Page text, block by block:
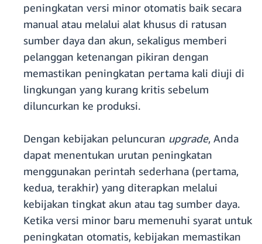
peningkatan versi minor otomatis baik secara
manual atau melalui alat khusus di ratusan
sumber daya dan akun, sekaligus memberi
pelanggan ketenangan pikiran dengan
memastikan peningkatan pertama kali diuji di
lingkungan yang kurang kritis sebelum
diluncurkan ke produksi.
Dengan kebijakan peluncuran upgrade, Anda
dapat menentukan urutan peningkatan
menggunakan perintah sederhana (pertama,
kedua, terakhir) yang diterapkan melalui
kebijakan tingkat akun atau tag sumber daya.
Ketika versi minor baru memenuhi syarat untuk
peningkatan otomatis, kebijakan memastikan